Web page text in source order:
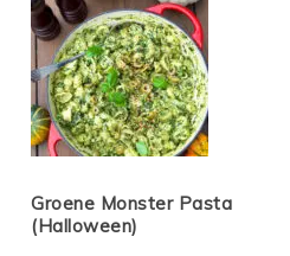
Groene Monster Pasta
(Halloween)